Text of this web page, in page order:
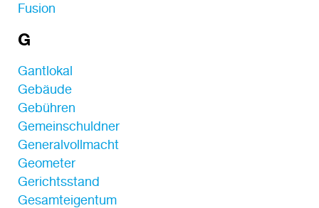
Fusion
G
Gantlokal
Gebäude
Gebühren
Gemeinschuldner
Generalvollmacht
Geometer
Gerichtsstand
Gesamteigentum